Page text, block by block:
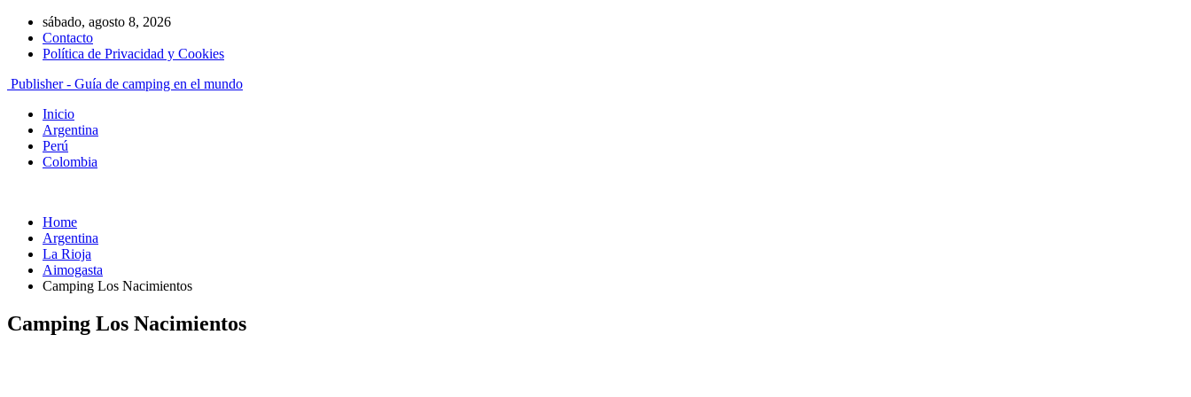
sábado, agosto 8, 2026
Contacto
Política de Privacidad y Cookies
Publisher - Guía de camping en el mundo
Inicio
Argentina
Perú
Colombia
Home
Argentina
La Rioja
Aimogasta
Camping Los Nacimientos
Camping Los Nacimientos